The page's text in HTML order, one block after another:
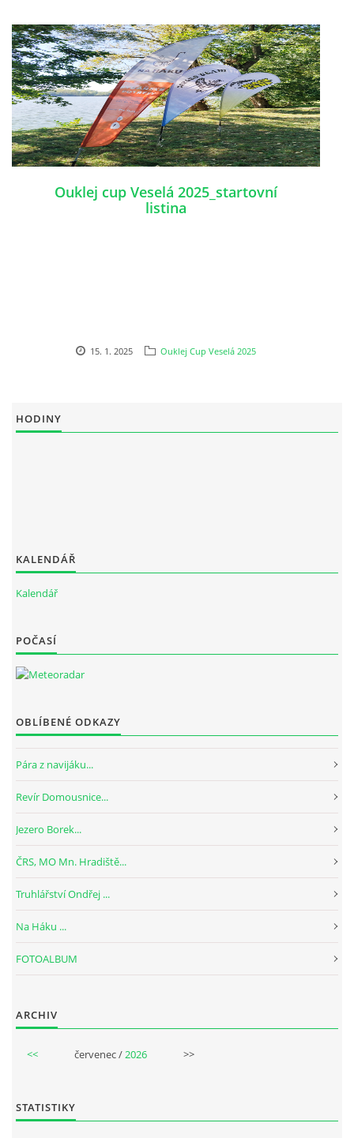
Ouklej cup Veselá 2025_startovní
listina
15. 1. 2025 Ouklej Cup Veselá 2025
HODINY
KALENDÁŘ
Kalendář
POČASÍ
OBLÍBENÉ ODKAZY
Pára z navijáku...
Revír Domousnice...
Jezero Borek...
ČRS, MO Mn. Hradiště...
Truhlářství Ondřej ...
Na Háku ...
FOTOALBUM
ARCHIV
<< červenec /2026 >>
STATISTIKY